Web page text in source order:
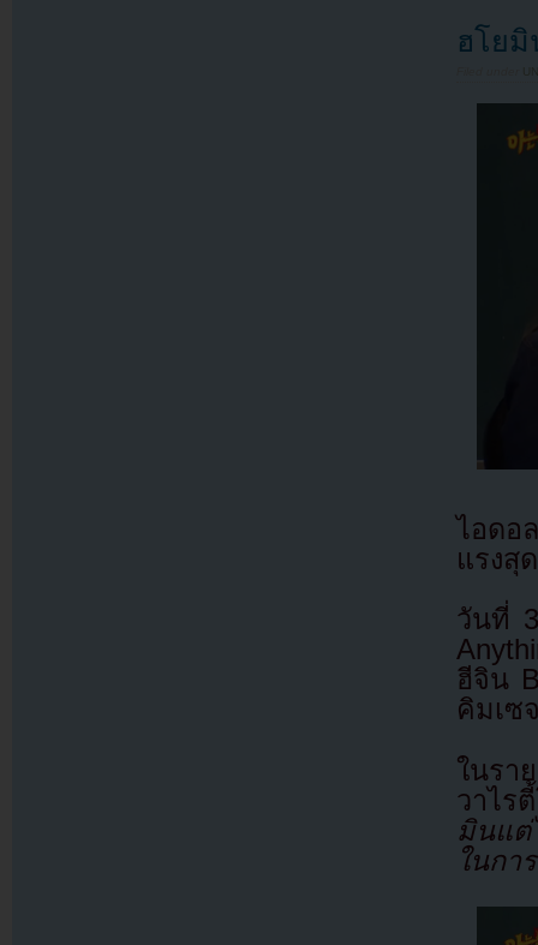
ฮโยมิ
ไอดอ
แรงสุ
วันที่
ฮีจิน
คิมเซ
ในรา
วาไร
มินแต่
ในกา